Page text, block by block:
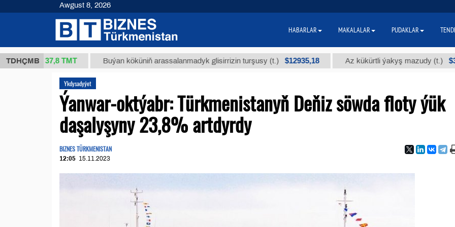
TDHÇMB
37,8 ТМТ Buýan köküniň arassalanmadyk glisirrizin turşusy (t.) $12935,18 Az kükürtli ýakyş mazudy (t.) $300
Ykdysadyýet
Ýanwar-oktýabr: Türkmenistanyň Deňiz söwda floty ýük
daşalyşyny 23,8% artdyrdy
BIZNES TÜRKMENISTAN
12:05 15.11.2023
Awgust 8, 2026
HABARLAR MAKALALAR PUDAKLAR